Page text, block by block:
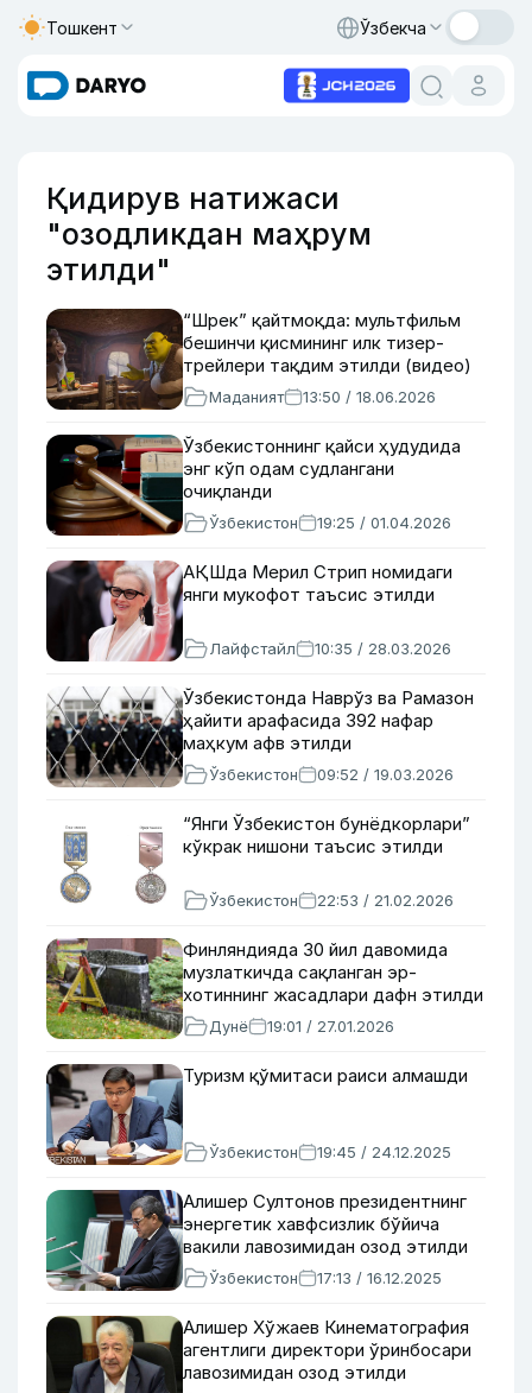
Тошкент Ўзбекча
Қидирув натижаси
"озодликдан маҳрум
этилди"
“Шрек” қайтмоқда: мультфильм
бешинчи қисмининг илк тизер-
трейлери тақдим этилди (видео)
Маданият 13:50 / 18.06.2026
Ўзбекистоннинг қайси ҳудудида
энг кўп одам судлангани
очиқланди
Ўзбекистон 19:25 / 01.04.2026
АҚШда Мерил Стрип номидаги
янги мукофот таъсис этилди
Лайфстайл 10:35 / 28.03.2026
Ўзбекистонда Наврўз ва Рамазон
ҳайити арафасида 392 нафар
маҳкум афв этилди
Ўзбекистон 09:52 / 19.03.2026
“Янги Ўзбекистон бунёдкорлари”
кўкрак нишони таъсис этилди
Ўзбекистон 22:53 / 21.02.2026
Финляндияда 30 йил давомида
музлаткичда сақланган эр-
хотиннинг жасадлари дафн этилди
Дунё 19:01 / 27.01.2026
Туризм қўмитаси раиси алмашди
Ўзбекистон 19:45 / 24.12.2025
Алишер Султонов президентнинг
энергетик хавфсизлик бўйича
вакили лавозимидан озод этилди
Ўзбекистон 17:13 / 16.12.2025
Алишер Хўжаев Кинематография
агентлиги директори ўринбосари
лавозимидан озод этилди